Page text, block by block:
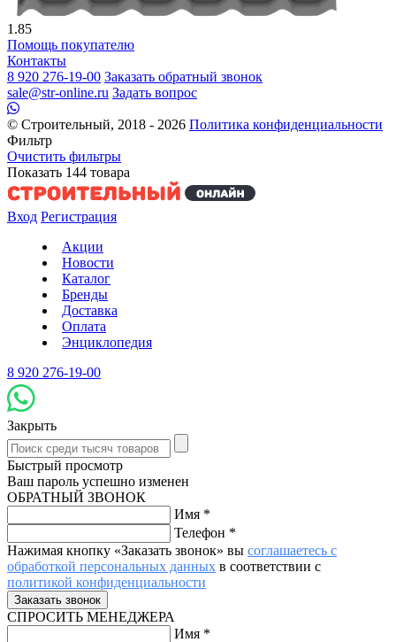
1.85
Помощь покупателю
Контакты
8 920 276-19-00 Заказать обратный звонок
sale@str-online.ru Задать вопрос
© Строительный, 2018 - 2026 Политика конфиденциальности
Фильтр
Очистить фильтры
Показать 144 товара
Вход Регистрация
Акции
Новости
Каталог
Бренды
Доставка
Оплата
Энциклопедия
8 920 276-19-00
Закрыть
Быстрый просмотр
Ваш пароль успешно изменен
ОБРАТНЫЙ ЗВОНОК
Имя *
Телефон *
Нажимая кнопку «Заказать звонок» вы соглашаетесь с
обработкой персональных данных в соответствии с
политикой конфиденциальности
СПРОСИТЬ МЕНЕДЖЕРА
Имя *